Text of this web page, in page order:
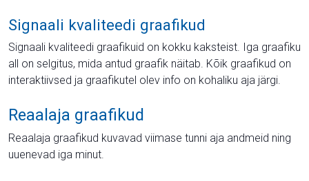
Signaali kvaliteedi graafikud
Signaali kvaliteedi graafikuid on kokku kaksteist. Iga graafiku
all on selgitus, mida antud graafik näitab. Kõik graafikud on
interaktiivsed ja graafikutel olev info on kohaliku aja järgi.
Reaalaja graafikud
Reaalaja graafikud kuvavad viimase tunni aja andmeid ning
uuenevad iga minut.